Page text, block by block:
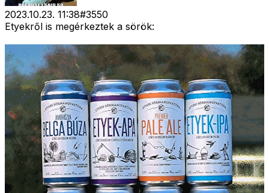
2023.10.23. 11:38#3550
Etyekről is megérkeztek a sörök: